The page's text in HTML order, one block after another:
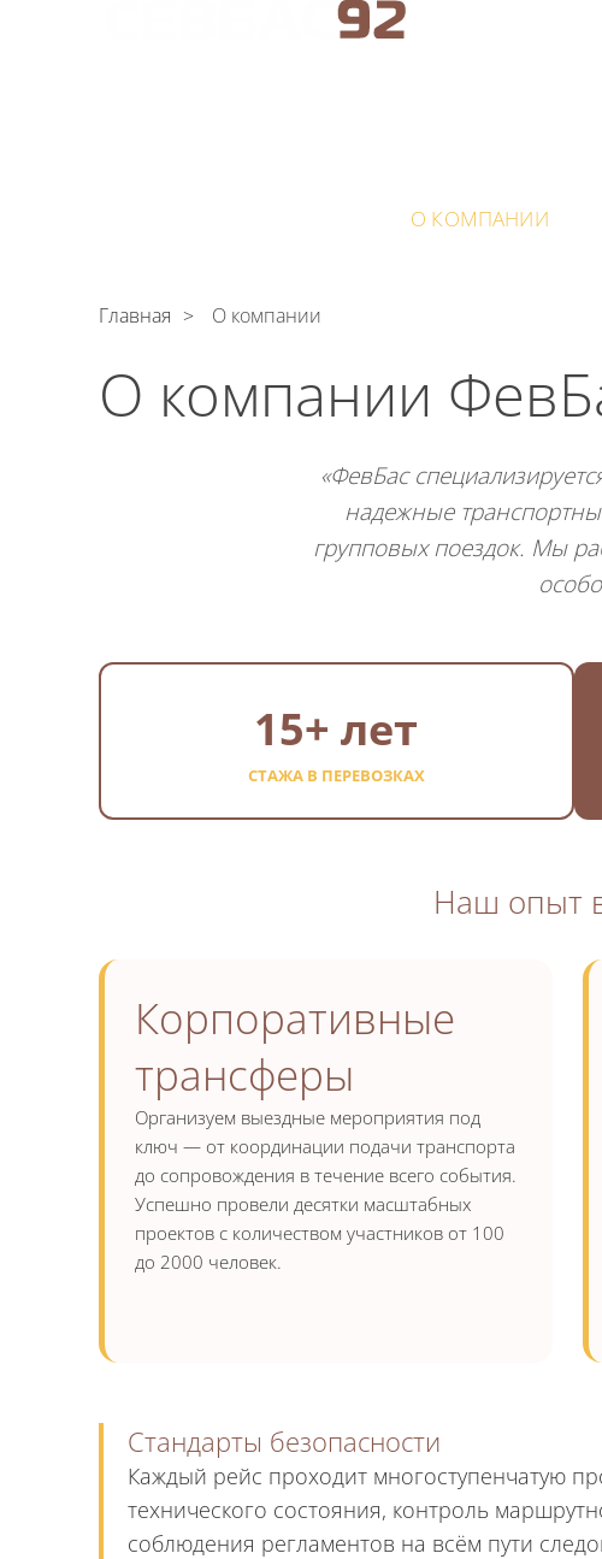
О КОМПАНИИ
Главная О компании
О компании
«ФевБас
надежные
групповых поездок. Мы
15+ лет
СТАЖА В ПЕРЕВОЗКАХ
Наш опыт
Корпоративные
трансферы
Организуем выездные мероприятия под
ключ — от координации подачи транспорта
до сопровождения в течение всего события.
Успешно провели десятки масштабных
проектов с количеством участников от 100
до 2000 человек.
Стандарты безопасности
Каждый рейс проходит многоступенчатую
технического состояния, контроль
соблюдения регламентов на всём пути